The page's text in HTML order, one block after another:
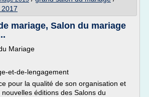
mariage, Salon du mariage
Mariage
et-de-lengagement
pour la qualité de son organisation et
éditions des Salons du